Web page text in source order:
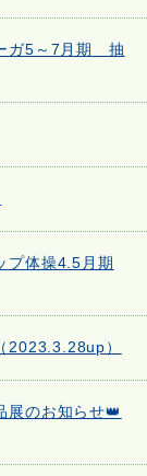
ガ5～7月期 抽
体操4.5月期
2023.3.28up）
のお知らせ👑